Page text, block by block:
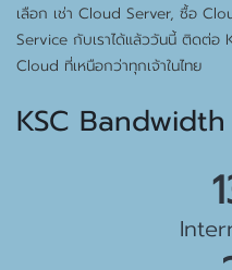
เลือก เช่า Cloud Server, ซื้อ
Service กับเราได้แล้ววันนี้ ติดต่อ
Cloud ที่เหนือกว่าทุกเจ้าในไทย
KSC Bandwidth